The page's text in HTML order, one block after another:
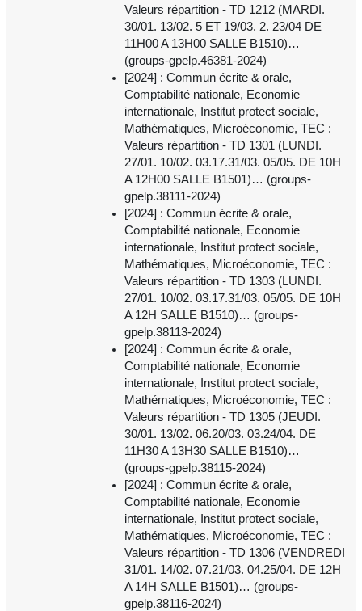
Valeurs répartition - TD 1212 (MARDI.
30/01. 13/02. 5 ET 19/03. 2. 23/04 DE
11H00 A 13H00 SALLE B1510)…
(groups-gpelp.46381-2024)
[2024] : Commun écrite & orale,
Comptabilité nationale, Economie
internationale, Institut protect sociale,
Mathématiques, Microéconomie, TEC :
Valeurs répartition - TD 1301 (LUNDI.
27/01. 10/02. 03.17.31/03. 05/05. DE 10H
A 12H00 SALLE B1501)… (groups-
gpelp.38111-2024)
[2024] : Commun écrite & orale,
Comptabilité nationale, Economie
internationale, Institut protect sociale,
Mathématiques, Microéconomie, TEC :
Valeurs répartition - TD 1303 (LUNDI.
27/01. 10/02. 03.17.31/03. 05/05. DE 10H
A 12H SALLE B1510)… (groups-
gpelp.38113-2024)
[2024] : Commun écrite & orale,
Comptabilité nationale, Economie
internationale, Institut protect sociale,
Mathématiques, Microéconomie, TEC :
Valeurs répartition - TD 1305 (JEUDI.
30/01. 13/02. 06.20/03. 03.24/04. DE
11H30 A 13H30 SALLE B1510)…
(groups-gpelp.38115-2024)
[2024] : Commun écrite & orale,
Comptabilité nationale, Economie
internationale, Institut protect sociale,
Mathématiques, Microéconomie, TEC :
Valeurs répartition - TD 1306 (VENDREDI
31/01. 14/02. 07.21/03. 04.25/04. DE 12H
A 14H SALLE B1501)… (groups-
gpelp.38116-2024)